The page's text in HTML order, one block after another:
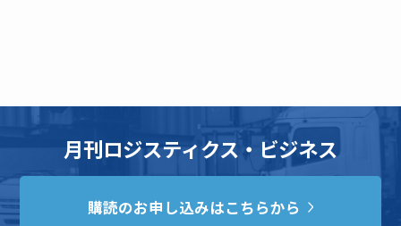
月刊ロジスティクス・ビジネス
購読のお申し込みはこちらから